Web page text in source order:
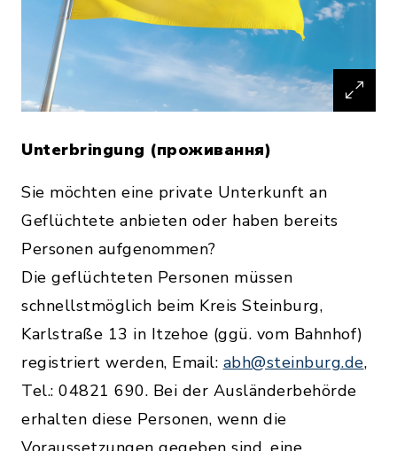
Unterbringung (проживання)
Sie möchten eine private Unterkunft an
Geflüchtete anbieten oder haben bereits
Personen aufgenommen?
Die geflüchteten Personen müssen
schnellstmöglich beim Kreis Steinburg,
Karlstraße 13 in Itzehoe (ggü. vom Bahnhof)
registriert werden, Email: abh@steinburg.de,
Tel.: 04821 690. Bei der Ausländerbehörde
erhalten diese Personen, wenn die